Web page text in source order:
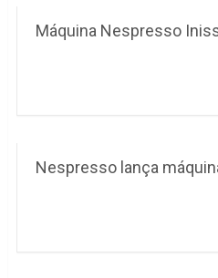
Máquina Nespresso
Nespresso lança